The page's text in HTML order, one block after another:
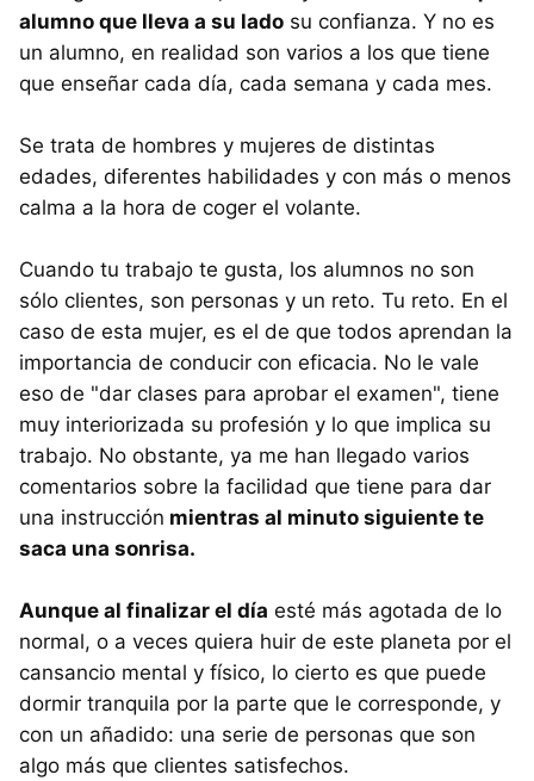
alumno que lleva a su lado su confianza. Y no es
un alumno, en realidad son varios a los que tiene
que enseñar cada día, cada semana y cada mes.
Se trata de hombres y mujeres de distintas
edades, diferentes habilidades y con más o menos
calma a la hora de coger el volante.
Cuando tu trabajo te gusta, los alumnos no son
sólo clientes, son personas y un reto. Tu reto. En el
caso de esta mujer, es el de que todos aprendan la
importancia de conducir con eficacia. No le vale
eso de "dar clases para aprobar el examen", tiene
muy interiorizada su profesión y lo que implica su
trabajo. No obstante, ya me han llegado varios
comentarios sobre la facilidad que tiene para dar
una instrucción mientras al minuto siguiente te
saca una sonrisa.
Aunque al finalizar el día esté más agotada de lo
normal, o a veces quiera huir de este planeta por el
cansancio mental y físico, lo cierto es que puede
dormir tranquila por la parte que le corresponde, y
con un añadido: una serie de personas que son
algo más que clientes satisfechos.